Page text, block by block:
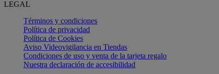
LEGAL
Términos y condiciones
Política de privacidad
Política de Cookies
Aviso Videovigilancia en Tiendas
Condiciones de uso y venta de la tarjeta regalo
Nuestra declaración de accesibilidad